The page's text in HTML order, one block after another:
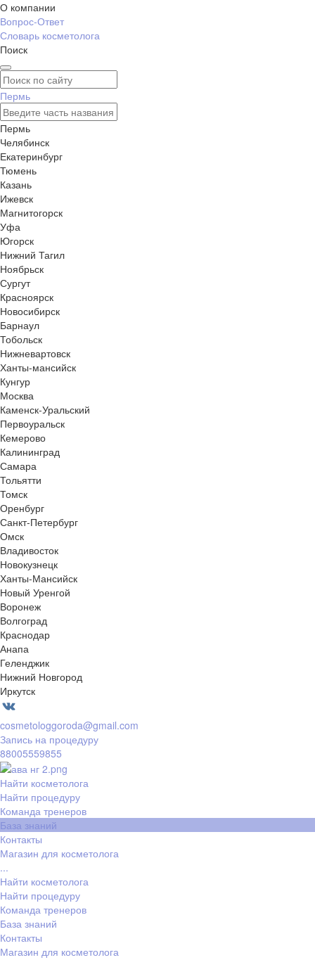
О компании
Вопрос-Ответ
Словарь косметолога
Поиск
Пермь
Пермь
Челябинск
Екатеринбург
Тюмень
Казань
Ижевск
Магнитогорск
Уфа
Югорск
Нижний Тагил
Ноябрьск
Сургут
Красноярск
Новосибирск
Барнаул
Тобольск
Нижневартовск
Ханты-мансийск
Кунгур
Москва
Каменск-Уральский
Первоуральск
Кемерово
Калининград
Самара
Тольятти
Томск
Оренбург
Санкт-Петербург
Омск
Владивосток
Новокузнецк
Ханты-Мансийск
Новый Уренгой
Воронеж
Волгоград
Краснодар
Анапа
Геленджик
Нижний Новгород
Иркутск
cosmetologgoroda@gmail.com
Запись на процедуру
88005559855
Найти косметолога
Найти процедуру
Команда тренеров
База знаний
Контакты
Магазин для косметолога
...
Найти косметолога
Найти процедуру
Команда тренеров
База знаний
Контакты
Магазин для косметолога